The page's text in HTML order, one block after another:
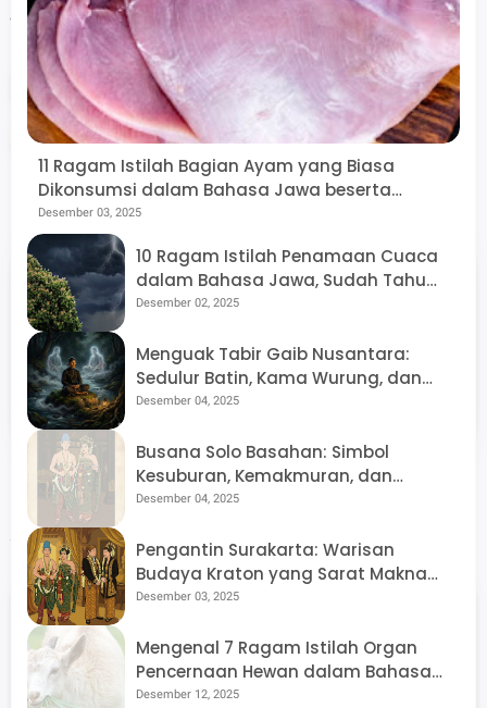
Joko Tingkir Ngratu.
Tags gebog kudus
Share
babad.id | Stori Loka
Jawa
babad.id | Stori Loka Jawa merupakan media online
berbasis multimedia dengan konten utama seputar
seni, budaya dan sejarah Jawa. Babad.id juga
Artikel Terkait
11 Ragam Istilah Bagian Ayam yang Biasa
Dikonsumsi dalam Bahasa Jawa beserta
Rekomendasi Olahannya, Mana Favoritmu?
Desember 03, 2025
10 Ragam Istilah Penamaan Cuaca
dalam Bahasa Jawa, Sudah Tahu
Artinya Ngreceh dan Udan Kethek?
Desember 02, 2025
Menguak Tabir Gaib Nusantara:
Sedulur Batin, Kama Wurung, dan
Arsitektur Dunia Tak Kasat Mata di
Desember 04, 2025
Busana Solo Basahan: Simbol
Kesuburan, Kemakmuran, dan
Penyerahan Diri Total
Desember 04, 2025
Pengantin Surakarta: Warisan
Budaya Kraton yang Sarat Makna
Filosofis
Desember 03, 2025
Mengenal 7 Ragam Istilah Organ
Pencernaan Hewan dalam Bahasa
Jawa yang Jarang Terdengar
Desember 12, 2025